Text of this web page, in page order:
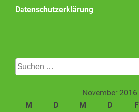
Datenschutzerklärung
Suchen
nach:
November 2016
M
D M D F